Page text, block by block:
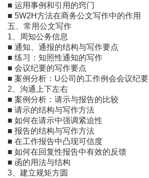
■ 运用事例和引用的窍门
■ 5W2H方法在商务公文写作中的作用
五、常用公文写作
1、周知公务信息
■ 通知、通报的结构与写作要点
■ 练习：知照性通知的写作
■ 会议纪要的写作要点
■ 案例分析：U公司的工作例会会议纪要
2、沟通上下左右
■ 案例分析：请示与报告的比较
■ 请示的结构与写作方法
■ 如何在请示中强调紧迫性
■ 报告的结构与写作方法
■ 在工作报告中凸现可信度
■ 如何在回复性报告中有效的反馈
■ 函的用法与结构
3、建立规矩方圆